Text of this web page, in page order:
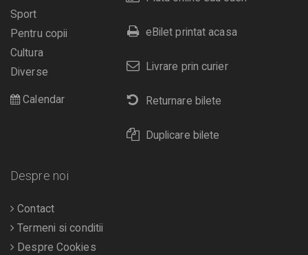
eBilet printat acasa
Livrare prin curier
Returnare bilete
Duplicare bilete
Sport
Pentru copii
Cultura
Diverse
Calendar
Despre noi
Contact
Termeni si conditii
Despre Cookies